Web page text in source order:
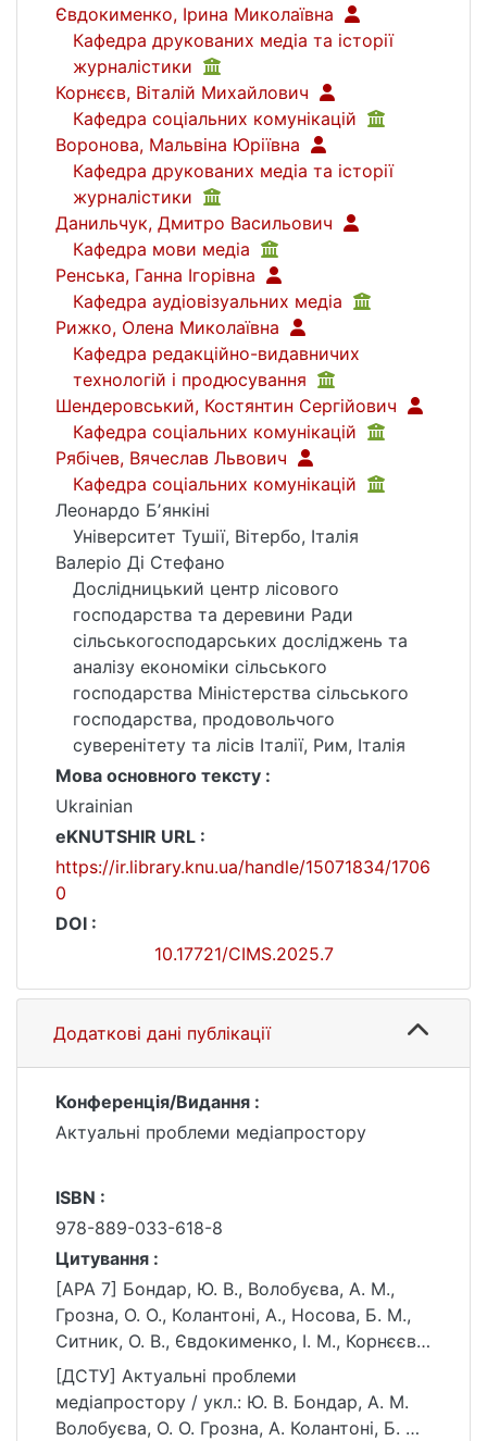
Євдокименко, Ірина Миколаївна
Кафедра друкованих медіа та історії
журналістики
Корнєєв, Віталій Михайлович
Кафедра соціальних комунікацій
Воронова, Мальвіна Юріївна
Кафедра друкованих медіа та історії
журналістики
Данильчук, Дмитро Васильович
Кафедра мови медіа
Ренська, Ганна Ігорівна
Кафедра аудіовізуальних медіа
Рижко, Олена Миколаївна
Кафедра редакційно-видавничих
технологій і продюсування
Шендеровський, Костянтин Сергійович
Кафедра соціальних комунікацій
Рябічев, Вячеслав Львович
Кафедра соціальних комунікацій
Леонардо Бʼянкіні
Університет Тушії, Вітербо, Італія
Валеріо Ді Стефано
Дослідницький центр лісового
господарства та деревини Ради
сільськогосподарських досліджень та
аналізу економіки сільського
господарства Міністерства сільського
господарства, продовольчого
суверенітету та лісів Італії, Рим, Італія
Мова основного тексту :
Ukrainian
eKNUTSHIR URL :
https://ir.library.knu.ua/handle/15071834/1706
0
DOI :
10.17721/CIMS.2025.7
Додаткові дані публікації
Конференція/Видання :
Актуальні проблеми медіапростору
ISBN :
978-889-033-618-8
Цитування :
[APA 7] Бондар, Ю. В., Волобуєва, А. М.,
Грозна, О. О., Колантоні, А., Носова, Б. М.,
Ситник, О. В., Євдокименко, І. М., Корнєєв,
В. М., Воронова, М. Ю., Данильчук, Д. В.,
Ренська, Г. І., Рижко, О. М.,
Шендеровський, К. С., Рябічев, В. Л.,
[ДСТУ] Актуальні проблеми
медіапростору / укл.: Ю. В. Бондар, А. М.
Волобуєва, О. О. Грозна, А. Колантоні, Б. М.